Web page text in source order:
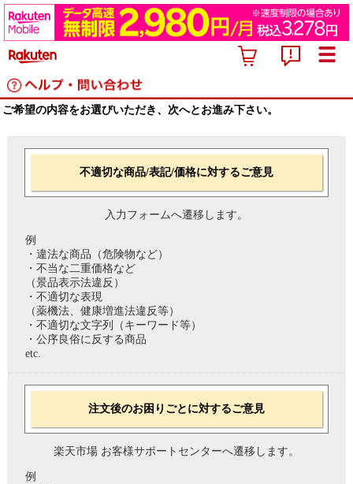
ご希望の内容をお選びいただき、次へとお進み下さい。
不適切な商品/表記/価格に対するご意見
入力フォームへ遷移します。
例
・違法な商品（危険物など）
・不当な二重価格など
（景品表示法違反）
・不適切な表現
（薬機法、健康増進法違反等）
・不適切な文字列（キーワード等）
・公序良俗に反する商品
etc.
注文後のお困りごとに対するご意見
楽天市場 お客様サポートセンターへ遷移します。
例